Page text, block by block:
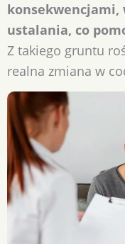
konsekwencjami,
ustalania, co
Z takiego gruntu
realna zmiana w